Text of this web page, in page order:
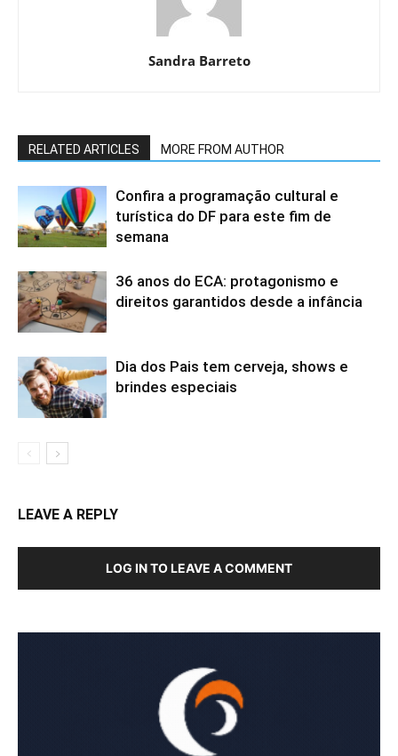
Sandra Barreto
RELATED ARTICLES MORE FROM AUTHOR
Confira a programação cultural e
turística do DF para este fim de
semana
36 anos do ECA: protagonismo e
direitos garantidos desde a infância
Dia dos Pais tem cerveja, shows e
brindes especiais
LEAVE A REPLY
LOG IN TO LEAVE A COMMENT